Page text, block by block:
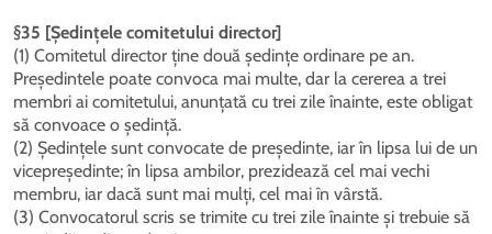
§35 [Ședințele comitetului director]
(1) Comitetul director ține două ședințe ordinare pe an.
Președintele poate convoca mai multe, dar la cererea a trei
membri ai comitetului, anunțată cu trei zile înainte, este obligat
să convoace o ședință.
(2) Ședințele sunt convocate de președinte, iar în lipsa lui de un
vicepreședinte; în lipsa ambilor, prezidează cel mai vechi
membru, iar dacă sunt mai mulți, cel mai în vârstă.
(3) Convocatorul scris se trimite cu trei zile înainte și trebuie să